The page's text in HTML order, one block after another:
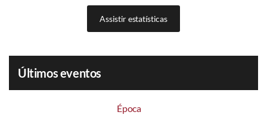
Assistir estatísticas
Últimos eventos
Época